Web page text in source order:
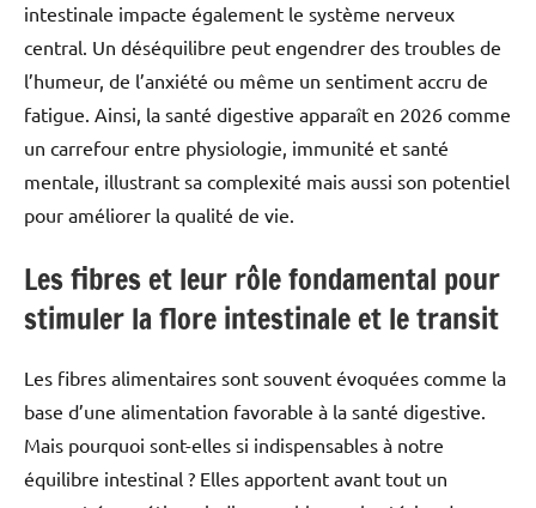
intestinale impacte également le système nerveux
central. Un déséquilibre peut engendrer des troubles de
l’humeur, de l’anxiété ou même un sentiment accru de
fatigue. Ainsi, la santé digestive apparaît en 2026 comme
un carrefour entre physiologie, immunité et santé
mentale, illustrant sa complexité mais aussi son potentiel
pour améliorer la qualité de vie.
Les fibres et leur rôle fondamental pour
stimuler la flore intestinale et le transit
Les fibres alimentaires sont souvent évoquées comme la
base d’une alimentation favorable à la santé digestive.
Mais pourquoi sont-elles si indispensables à notre
équilibre intestinal ? Elles apportent avant tout un